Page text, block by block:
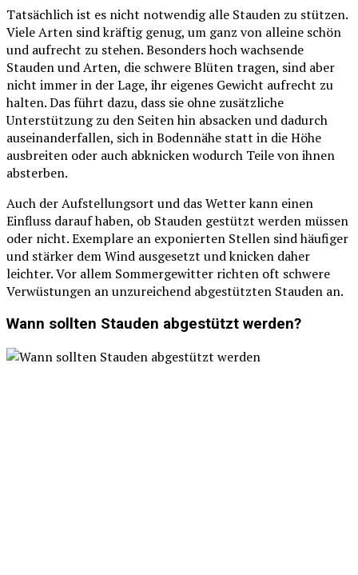
Tatsächlich ist es nicht notwendig alle Stauden zu stützen.
Viele Arten sind kräftig genug, um ganz von alleine schön
und aufrecht zu stehen. Besonders hoch wachsende
Stauden und Arten, die schwere Blüten tragen, sind aber
nicht immer in der Lage, ihr eigenes Gewicht aufrecht zu
halten. Das führt dazu, dass sie ohne zusätzliche
Unterstützung zu den Seiten hin absacken und dadurch
auseinanderfallen, sich in Bodennähe statt in die Höhe
ausbreiten oder auch abknicken wodurch Teile von ihnen
absterben.
Auch der Aufstellungsort und das Wetter kann einen
Einfluss darauf haben, ob Stauden gestützt werden müssen
oder nicht. Exemplare an exponierten Stellen sind häufiger
und stärker dem Wind ausgesetzt und knicken daher
leichter. Vor allem Sommergewitter richten oft schwere
Verwüstungen an unzureichend abgestützten Stauden an.
Wann sollten Stauden abgestützt werden?